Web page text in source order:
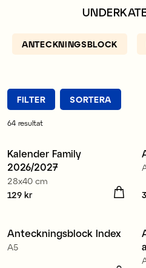
vanliga blyertspennor
ANTECKNINGSBLOCK
FILTER SORTERA
64 resultat
Nyhet
Kalender Family
2026/2027
28x40 cm
Pris :129 kr
129 kr
Nyhet
Anteckningsblock Index
A5